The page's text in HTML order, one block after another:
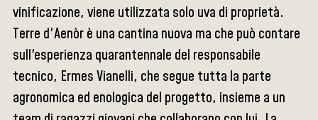
vinificazione, viene utilizzata solo uva di proprietà.
Terre d'Aenòr è una cantina nuova ma che può contare
sull'esperienza quarantennale del responsabile
tecnico, Ermes Vianelli, che segue tutta la parte
agronomica ed enologica del progetto, insieme a un